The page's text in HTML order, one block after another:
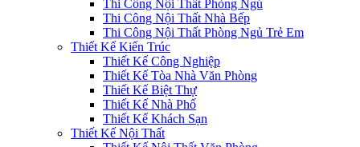
Thi Công Nội Thất Phòng Ngủ
Thi Công Nội Thất Nhà Bếp
Thi Công Nội Thất Phòng Ngủ Trẻ Em
Thiết Kế Kiến Trúc
Thiết Kế Công Nghiệp
Thiết Kế Tòa Nhà Văn Phòng
Thiết Kế Biệt Thự
Thiết Kế Nhà Phố
Thiết Kế Khách Sạn
Thiết Kế Nội Thất